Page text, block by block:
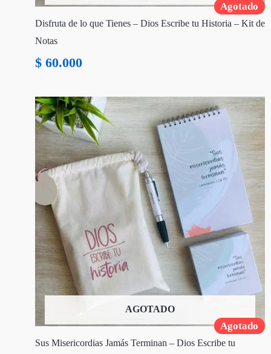
Agotado
Disfruta de lo que Tienes – Dios Escribe tu Historia – Kit de
Notas
$ 60.000
Agotado
AGOTADO
Sus Misericordias Jamás Terminan – Dios Escribe tu